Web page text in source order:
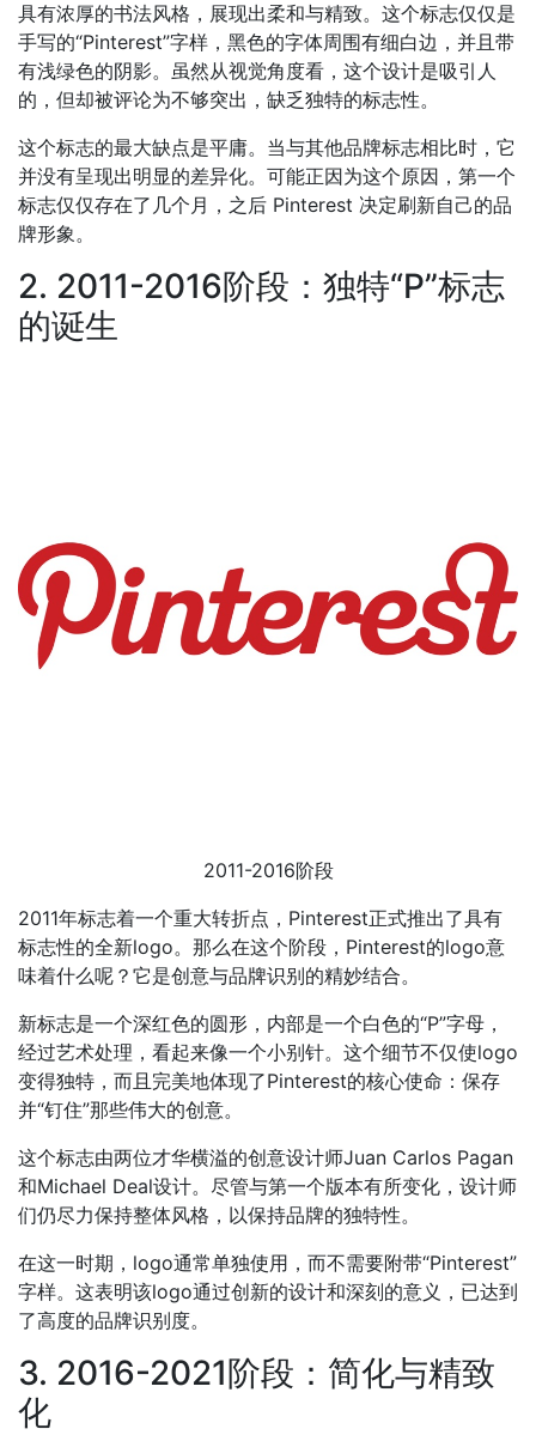
具有浓厚的书法风格，展现出柔和与精致。这个标志仅仅是
手写的“Pinterest”字样，黑色的字体周围有细白边，并且带
有浅绿色的阴影。虽然从视觉角度看，这个设计是吸引人
的，但却被评论为不够突出，缺乏独特的标志性。
这个标志的最大缺点是平庸。当与其他品牌标志相比时，它
并没有呈现出明显的差异化。可能正因为这个原因，第一个
标志仅仅存在了几个月，之后 Pinterest 决定刷新自己的品
牌形象。
2. 2011-2016阶段：独特“P”标志
的诞生
2011-2016阶段
2011年标志着一个重大转折点，Pinterest正式推出了具有
标志性的全新logo。那么在这个阶段，Pinterest的logo意
味着什么呢？它是创意与品牌识别的精妙结合。
新标志是一个深红色的圆形，内部是一个白色的“P”字母，
经过艺术处理，看起来像一个小别针。这个细节不仅使logo
变得独特，而且完美地体现了Pinterest的核心使命：保存
并“钉住”那些伟大的创意。
这个标志由两位才华横溢的创意设计师Juan Carlos Pagan
和Michael Deal设计。尽管与第一个版本有所变化，设计师
们仍尽力保持整体风格，以保持品牌的独特性。
在这一时期，logo通常单独使用，而不需要附带“Pinterest”
字样。这表明该logo通过创新的设计和深刻的意义，已达到
了高度的品牌识别度。
3. 2016-2021阶段：简化与精致
化